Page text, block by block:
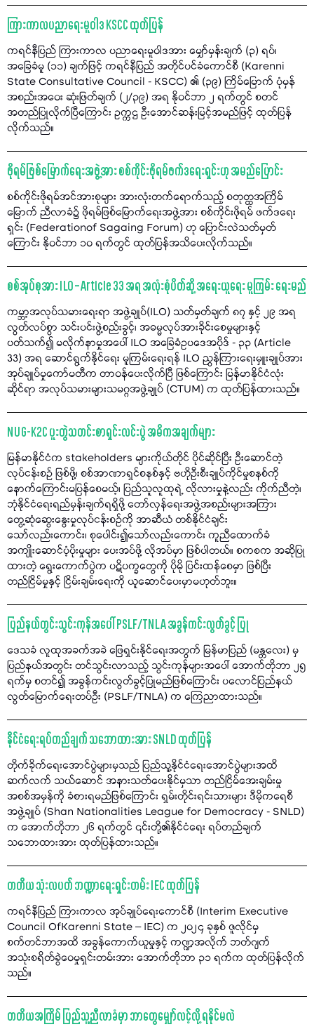
ကြားကာလပညာရေးမူဝါဒ KSCC ထုတ်ပြန်
ကရင်နီပြည် ကြားကာလ ပညာရေးမူဝါဒအား မျှော်မှန်းချက် (၃) ရပ်၊
အခြေခံမူ (၁၁) ချက်ဖြင့် ကရင်နီပြည် အတိုင်ပင်ခံကောင်စီ (Karenni
State Consultative Council - KSCC) ၏ (၃၉) ကြိမ်မြောက် ပုံမှန်
အစည်းအဝေး ဆုံးဖြတ်ချက် (၂/၃၉) အရ နိုဝင်ဘာ ၂ ရက်တွင် စတင်
အတည်ပြုလိုက်ပြီကြောင်း ဥက္ကဌ ဦးအောင်ဆန်းမြင့်အမည်ဖြင့် ထုတ်ပြန်
လိုက်သည်။
ဖိုရမ်ဖြစ်မြောက်ရေးအဖွဲ့အား စစ်ကိုင်းဖိုရမ်ဖက်ဒရေးရှင်းဟု အမည်ပြောင်း
စစ်ကိုင်းဖိုရမ်အင်အားစုများ အားလုံးတက်ရောက်သည့် စတုတ္ထအကြိမ်
မြောက် ညီလာခံ၌ ဖိုရမ်ဖြစ်မြောက်ရေးအဖွဲ့အား စစ်ကိုင်းဖိုရမ် ဖက်ဒရေး
ရှင်း (Federationof Sagaing Forum) ဟု ပြောင်းလဲသတ်မှတ်
ကြောင်း နိုဝင်ဘာ ၁၀ ရက်တွင် ထုတ်ပြန်အသိပေးလိုက်သည်။
စစ်အုပ်စုအား ILO – Article 33 အရ အလုံးစုံပိတ်ဆို့ အရေးယူရေး မူကြမ်း ရေးမည်
ကမ္ဘာ့အလုပ်သမားရေးရာ အဖွဲ့ချုပ်(ILO) သတ်မှတ်ချက် ၈၇ နှင့် ၂၉ အရ
လွတ်လပ်စွာ သင်းပင်းဖွဲ့စည်းခွင့်၊ အဓမ္မလုပ်အားခိုင်းစေမှုများနှင့်
ပတ်သက်၍ မလိုက်နာမှုအပေါ် ILO အခြေခံဥပဒေအပိုဒ် - ၃၃ (Article
33) အရ ဆောင်ရွက်နိုင်ရေး မူကြမ်းရေးရန် ILO ညွှန်ကြားရေးမှူးချုပ်အား
အုပ်ချုပ်မှုကော်မတီက တာဝန်ပေးလိုက်ပြီ ဖြစ်ကြောင်း မြန်မာနိုင်ငံလုံး
ဆိုင်ရာ အလုပ်သမားများသမဂ္ဂအဖွဲ့ချုပ် (CTUM) က ထုတ်ပြန်ထားသည်။
NUG-K2C ပူးတွဲသတင်းစာရှင်းလင်းပွဲ အဓိကအချက်များ
မြန်မာနိုင်ငံက stakeholders များကိုယ်တိုင် ပိုင်ဆိုင်ပြီး ဦးဆောင်တဲ့
လုပ်ငန်းစဉ် ဖြစ်ဖို့၊ စစ်အာဏာရှင်စနစ်နှင့် ဗဟိုဦးစီးချုပ်ကိုင်မှုစနစ်ကို
နောက်ကြောင်းမပြန်စေမယ့်၊ ပြည်သူလူထုရဲ့ လိုလားမှုနဲ့လည်း ကိုက်ညီတဲ့၊
ဘုံနိုင်ငံရေးရည်မှန်းချက်ရရှိဖို့ တော်လှန်ရေးအဖွဲ့အစည်းများအကြား
တွေ့ဆုံဆွေးနွေးမှုလုပ်ငန်းစဥ်ကို အာဆီယံ တစ်နိုင်ငံချင်း
သော်လည်းကောင်း၊ စုပေါင်း၍သော်လည်းကောင်း ကူညီထောက်ခံ
အကျိုးဆောင်ပံ့ပိုးမှုများ ပေးအပ်ဖို့ လိုအပ်မှာ ဖြစ်ပါတယ်။ စကစက အဆိုပြု
ထားတဲ့ ရွေးကောက်ပွဲက ပဋိပက္ခတွေကို ပိုမို ပြင်းထန်စေမှာ ဖြစ်ပြီး
တည်ငြိမ်မှုနှင့် ငြိမ်းချမ်းရေးကို ယူဆောင်ပေးမှာမဟုတ်ဘူး။
ပြည်နယ်တွင်းသွင်းကုန်အပေါ် PSLF/TNLA အခွန်ကင်းလွတ်ခွင့် ပြု
ဒေသခံ လူထုအခက်အခဲ ဖြေရှင်းနိုင်ရေးအတွက် မြန်မာပြည် (မန္တလေး) မှ
ပြည်နယ်အတွင်း တင်သွင်းလာသည့် သွင်းကုန်များအပေါ် အောက်တိုဘာ ၂၅
ရက်မှ စတင်၍ အခွန်ကင်းလွတ်ခွင့်ပြုမည်ဖြစ်ကြောင်း ပလောင်ပြည်နယ်
လွတ်မြောက်ရေးတပ်ဦး (PSLF/TNLA) က ကြေညာထားသည်။
နိုင်ငံရေးရပ်တည်ချက် သဘောထားအား SNLD ထုတ်ပြန်
တိုက်ခိုက်ရေးအောင်ပွဲများမှသည် ပြည်သူ့နိုင်ငံရေးအောင်ပွဲများအထိ
ဆက်လက် သယ်ဆောင် အနားသတ်ပေးနိုင်မှသာ တည်ငြိမ်အေးချမ်းမှု
အစစ်အမှန်ကို ခံစားရမည်ဖြစ်ကြောင်း ရှမ်းတိုင်းရင်းသားများ ဒီမိုကရေစီ
အဖွဲ့ချုပ် (Shan Nationalities League for Democracy - SNLD)
က အောက်တိုဘာ ၂၆ ရက်တွင် ၎င်းတို့၏နိုင်ငံရေး ရပ်တည်ချက်
သဘောထားအား ထုတ်ပြန်ထားသည်။
တတိယ သုံးလပတ် ဘဏ္ဍာရေးရှင်းတမ်း IEC ထုတ်ပြန်
ကရင်နီပြည် ကြားကာလ အုပ်ချုပ်ရေးကောင်စီ (Interim Executive
Council OfKarenni State – IEC) က ၂၀၂၄ ခုနှစ် ဇူလိုင်မှ
စက်တင်ဘာအထိ အခွန်ကောက်ယူမှုနှင့် ကဏ္ဍအလိုက် ဘတ်ဂျက်
အသုံးစရိတ်ခွဲဝေမှုရှင်းတမ်းအား အောက်တိုဘာ ၃၁ ရက်က ထုတ်ပြန်လိုက်
သည်။
တတိယအကြိမ် ပြည်သူ့ညီလာခံမှာ ဘာတွေမျှော်လင့်လို့ ရနိုင်မလဲ